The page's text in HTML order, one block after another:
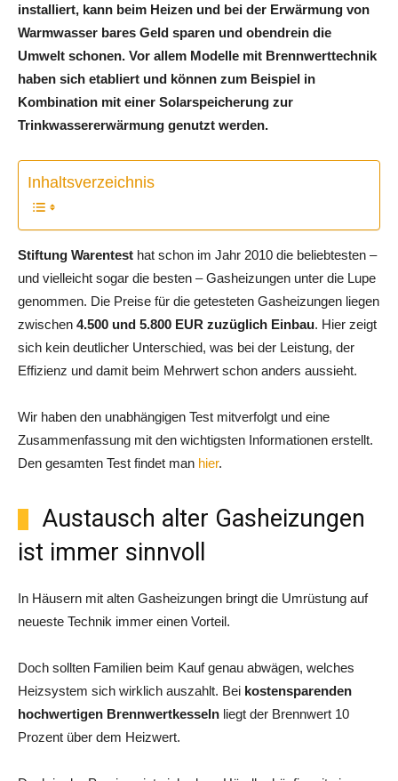
installiert, kann beim Heizen und bei der Erwärmung von
Warmwasser bares Geld sparen und obendrein die
Umwelt schonen. Vor allem Modelle mit Brennwerttechnik
haben sich etabliert und können zum Beispiel in
Kombination mit einer Solarspeicherung zur
Trinkwassererwärmung genutzt werden.
Inhaltsverzeichnis
Stiftung Warentest hat schon im Jahr 2010 die beliebtesten –
und vielleicht sogar die besten – Gasheizungen unter die Lupe
genommen. Die Preise für die getesteten Gasheizungen liegen
zwischen 4.500 und 5.800 EUR zuzüglich Einbau. Hier zeigt
sich kein deutlicher Unterschied, was bei der Leistung, der
Effizienz und damit beim Mehrwert schon anders aussieht.
Wir haben den unabhängigen Test mitverfolgt und eine
Zusammenfassung mit den wichtigsten Informationen erstellt.
Den gesamten Test findet man hier.
Austausch alter Gasheizungen
ist immer sinnvoll
In Häusern mit alten Gasheizungen bringt die Umrüstung auf
neueste Technik immer einen Vorteil.
Doch sollten Familien beim Kauf genau abwägen, welches
Heizsystem sich wirklich auszahlt. Bei kostensparenden
hochwertigen Brennwertkesseln liegt der Brennwert 10
Prozent über dem Heizwert.